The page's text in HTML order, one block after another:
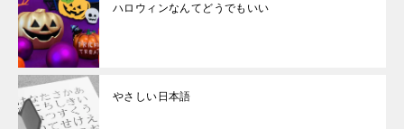
ハロウィンなんてどうでもいい
やさしい日本語